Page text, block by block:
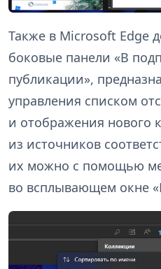
Также в Microsoft Edge
боковые панели «В
публикации»,
управления списком
и отображения нового
из источников
их можно с помощью
во всплывающем окне